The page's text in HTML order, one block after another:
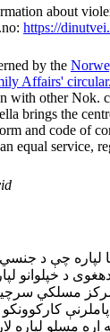
about
https://
by the
Affairs' circular.
with other Nok.
brings the
and code of
equal service,
د خپلوانو
مسلکي